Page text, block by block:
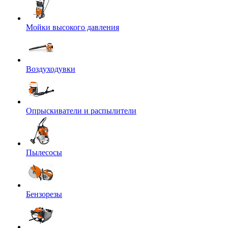
Мойки высокого давления
Воздуходувки
Опрыскиватели и распылители
Пылесосы
Бензорезы